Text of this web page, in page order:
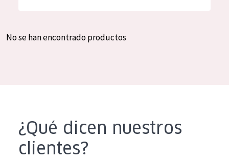
Crema de día
Crema de noche
Spanish
No se han encontrado productos
¿Qué dicen nuestros
clientes?